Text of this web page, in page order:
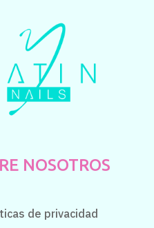
NOSOTROS
de privacidad